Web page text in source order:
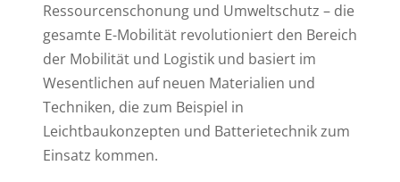
Ressourcenschonung und Umweltschutz – die
gesamte E-Mobilität revolutioniert den Bereich
der Mobilität und Logistik und basiert im
Wesentlichen auf neuen Materialien und
Techniken, die zum Beispiel in
Leichtbaukonzepten und Batterietechnik zum
Einsatz kommen.